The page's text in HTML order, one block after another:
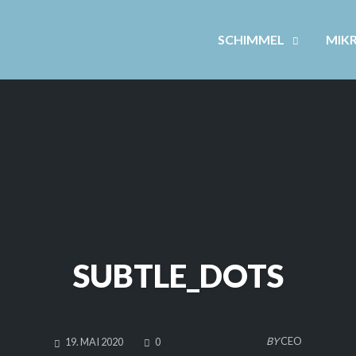
SCHIMMEL
SUBTLE_DOTS
19. MAI 2020 0 BYCEO